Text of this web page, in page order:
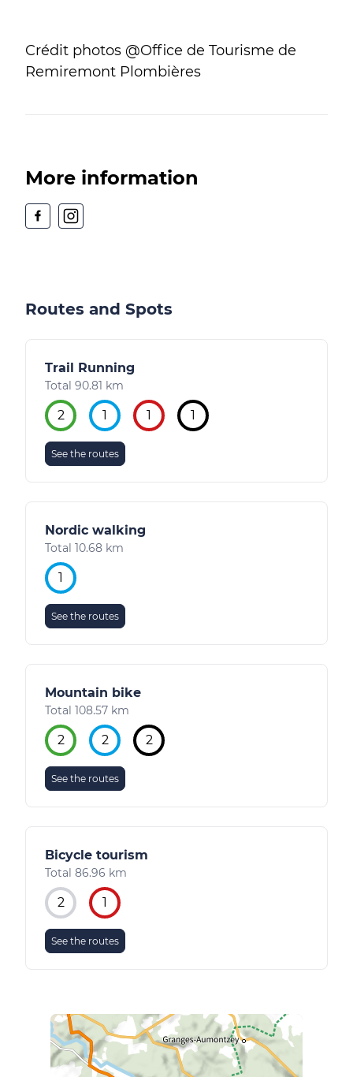
Crédit photos @Office de Tourisme de
Remiremont Plombières
More information
Routes and Spots
Trail Running
Total 90.81 km
2 1 1 1
See the routes
Nordic walking
Total 10.68 km
1
See the routes
Mountain bike
Total 108.57 km
2 2 2
See the routes
Bicycle tourism
Total 86.96 km
2 1
See the routes